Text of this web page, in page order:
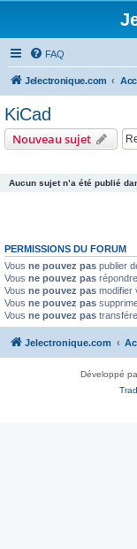
FAQ
Jelectronique.com
KiCad
Nouveau sujet
Aucun sujet n’a été publié
PERMISSIONS DU FORUM
Vous ne pouvez pas publier
Vous ne pouvez pas
Vous ne pouvez pas modifier
Vous ne pouvez pas
Vous ne pouvez pas
Jelectronique.com
Développé